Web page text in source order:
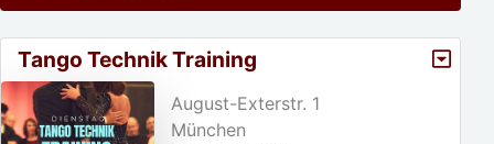
Tango Technik Training
August-Exterstr. 1
München